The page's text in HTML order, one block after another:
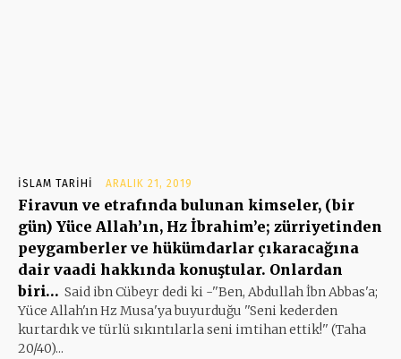
İSLAM TARIHI ARALIK 21, 2019
Firavun ve etrafında bulunan kimseler, (bir
gün) Yüce Allah’ın, Hz İbrahim’e; zürriyetinden
peygamberler ve hükümdarlar çıkaracağına
dair vaadi hakkında konuştular. Onlardan
biri… Said ibn Cübeyr dedi ki -''Ben, Abdullah İbn Abbas'a;
Yüce Allah'ın Hz Musa'ya buyurduğu ''Seni kederden
kurtardık ve türlü sıkıntılarla seni imtihan ettik!'' (Taha
20/40)...